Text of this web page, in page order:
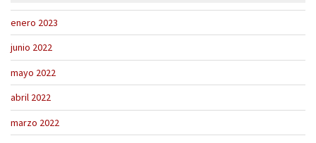
enero 2023
junio 2022
mayo 2022
abril 2022
marzo 2022